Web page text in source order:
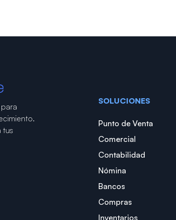
para
tus
SOLUCIONES
Punto de Venta
Comercial
Contabilidad
Nómina
Bancos
Compras
Inventarios